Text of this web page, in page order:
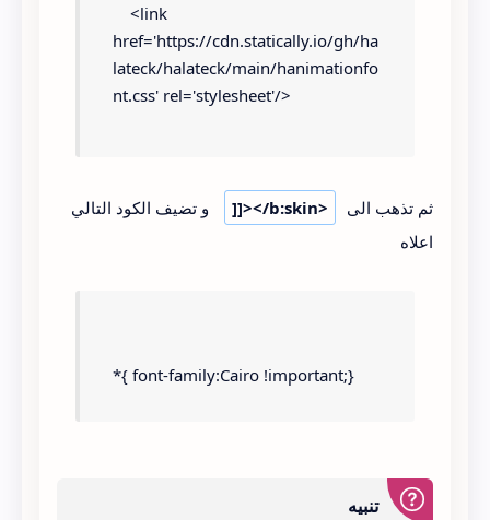
<link
href='https://cdn.statically.io/gh/ha
lateck/halateck/main/hanimationfo
nt.css' rel='stylesheet'/>
ثم تذهب الى ]]></b:skin>
و تضيف الكود التالي
اعلاه
*{ font-family:Cairo !important;}
تنبيه